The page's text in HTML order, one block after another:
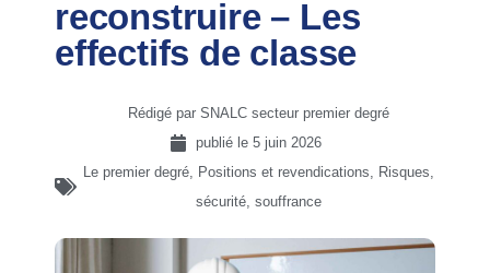
reconstruire – Les
effectifs de classe
Rédigé par SNALC secteur premier degré
publié le 5 juin 2026
Le premier degré, Positions et revendications, Risques,
sécurité, souffrance